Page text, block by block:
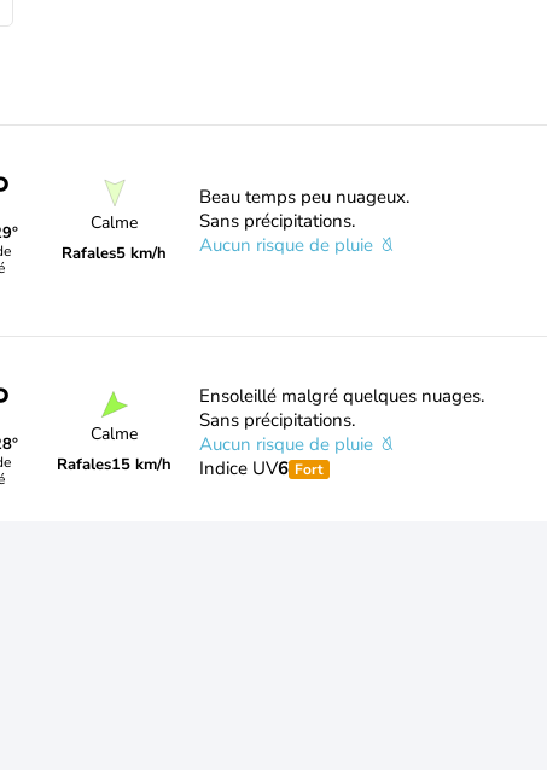
Calme
Rafales5 km/h
Beau temps peu nuageux.
Sans précipitations.
Aucun risque de pluie
Calme
Rafales15 km/h
Ensoleillé malgré quelques nuages.
Sans précipitations.
Aucun risque de pluie
Indice UV6 Fort